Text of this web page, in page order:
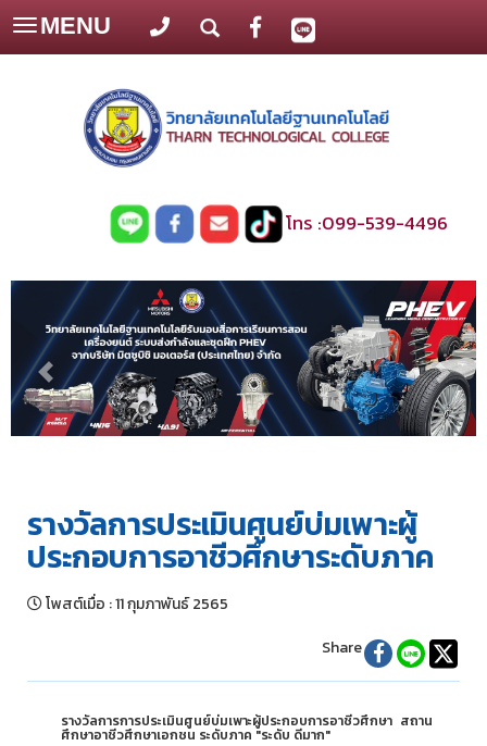
โทร :099-539-4496
Toggle
navigation
MENU
รางวัลการประเมินศูนย์บ่มเพาะผู้
ประกอบการอาชีวศึกษาระดับภาค
โพสต์เมื่อ :11 กุมภาพันธ์ 2565
Share
รางวัลการการประเมินศูนย์บ่มเพาะผู้ประกอบการอาชีวศึกษา สถาน
ศึกษาอาชีวศึกษาเอกชน ระดับภาค "ระดับ ดีมาก"